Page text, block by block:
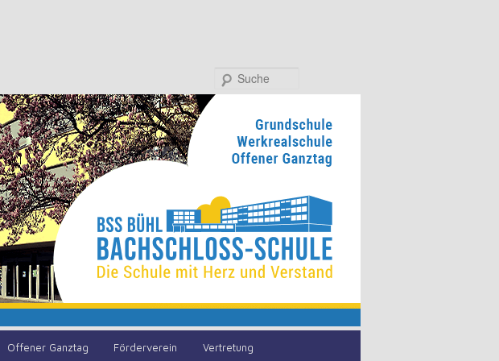
Offener Ganztag Förderverein Vertretung